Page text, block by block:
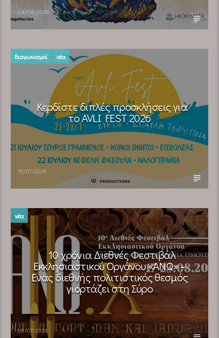
04/08/2026
διαγωνισμοί νέα
Κερδίστε διπλές προσκλήσεις για
το AVLI FEST 2026
15/07/2026
νέα
10 χρόνια Διεθνές Φεστιβάλ
Εκκλησιαστικού Οργάνου «ΑΝΩ» –
Ένας διεθνής πολιτιστικός θεσμός
γιορτάζει στη Σύρο​
06/07/2026